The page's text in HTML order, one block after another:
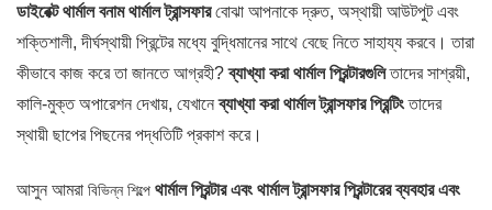
ডাইরেক্ট থার্মাল বনাম থার্মাল ট্রান্সফার বোঝা আপনাকে দ্রুত, অস্থায়ী আউটপুট এবং
শক্তিশালী, দীর্ঘস্থায়ী প্রিন্টের মধ্যে বুদ্ধিমানের সাথে বেছে নিতে সাহায্য করবে। তারা
কীভাবে কাজ করে তা জানতে আগ্রহী? ব্যাখ্যা করা থার্মাল প্রিন্টারগুলি তাদের সাশ্রয়ী,
কালি-মুক্ত অপারেশন দেখায়, যেখানে ব্যাখ্যা করা থার্মাল ট্রান্সফার প্রিন্টিং তাদের
স্থায়ী ছাপের পিছনের পদ্ধতিটি প্রকাশ করে।
আসুন আমরা বিভিন্ন শিল্পে থার্মাল প্রিন্টার এবং থার্মাল ট্রান্সফার প্রিন্টারের ব্যবহার এবং